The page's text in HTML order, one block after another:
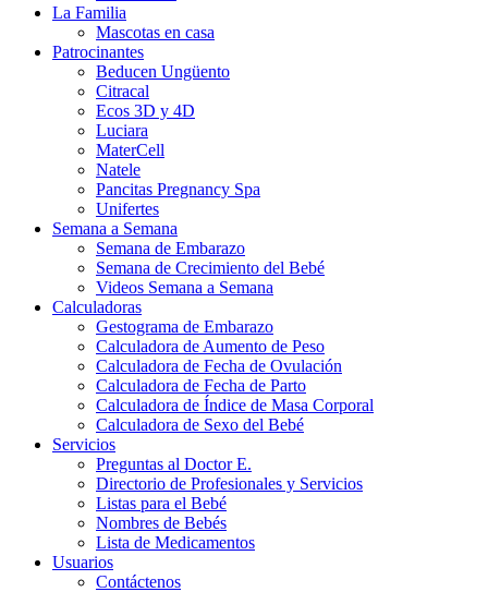
La Familia
Mascotas en casa
Patrocinantes
Beducen Ungüento
Citracal
Ecos 3D y 4D
Luciara
MaterCell
Natele
Pancitas Pregnancy Spa
Unifertes
Semana a Semana
Semana de Embarazo
Semana de Crecimiento del Bebé
Videos Semana a Semana
Calculadoras
Gestograma de Embarazo
Calculadora de Aumento de Peso
Calculadora de Fecha de Ovulación
Calculadora de Fecha de Parto
Calculadora de Índice de Masa Corporal
Calculadora de Sexo del Bebé
Servicios
Preguntas al Doctor E.
Directorio de Profesionales y Servicios
Listas para el Bebé
Nombres de Bebés
Lista de Medicamentos
Usuarios
Contáctenos